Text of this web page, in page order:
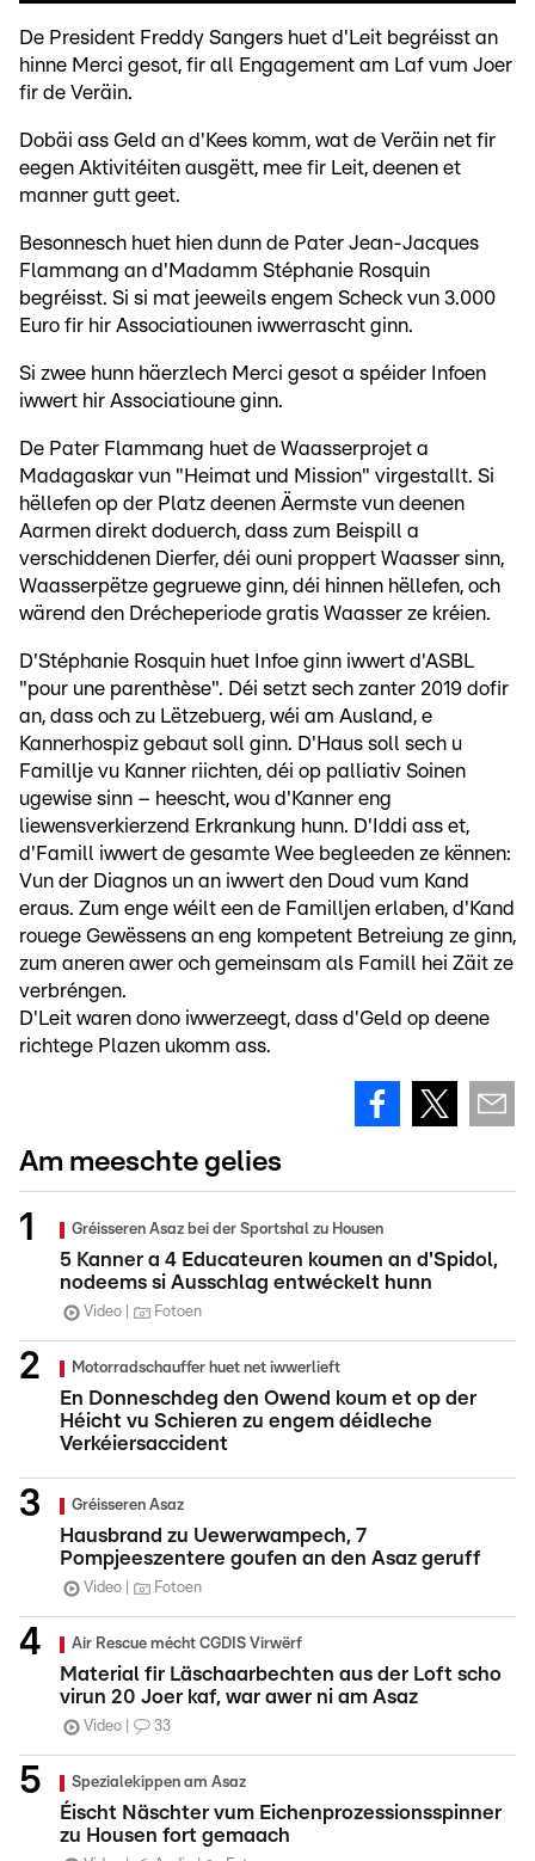
De President Freddy Sangers huet d'Leit begréisst an
hinne Merci gesot, fir all Engagement am Laf vum Joer
fir de Veräin.
Dobäi ass Geld an d'Kees komm, wat de Veräin net fir
eegen Aktivitéiten ausgëtt, mee fir Leit, deenen et
manner gutt geet.
Besonnesch huet hien dunn de Pater Jean-Jacques
Flammang an d'Madamm Stéphanie Rosquin
begréisst. Si si mat jeeweils engem Scheck vun 3.000
Euro fir hir Associatiounen iwwerrascht ginn.
Si zwee hunn häerzlech Merci gesot a spéider Infoen
iwwert hir Associatioune ginn.
De Pater Flammang huet de Waasserprojet a
Madagaskar vun "Heimat und Mission" virgestallt. Si
hëllefen op der Platz deenen Äermste vun deenen
Aarmen direkt doduerch, dass zum Beispill a
verschiddenen Dierfer, déi ouni proppert Waasser sinn,
Waasserpëtze gegruewe ginn, déi hinnen hëllefen, och
wärend den Drécheperiode gratis Waasser ze kréien.
D'Stéphanie Rosquin huet Infoe ginn iwwert d'ASBL
"pour une parenthèse". Déi setzt sech zanter 2019 dofir
an, dass och zu Lëtzebuerg, wéi am Ausland, e
Kannerhospiz gebaut soll ginn. D'Haus soll sech u
Famillje vu Kanner riichten, déi op palliativ Soinen
ugewise sinn – heescht, wou d'Kanner eng
liewensverkierzend Erkrankung hunn. D'Iddi ass et,
d'Famill iwwert de gesamte Wee begleeden ze kënnen:
Vun der Diagnos un an iwwert den Doud vum Kand
eraus. Zum enge wéilt een de Familljen erlaben, d'Kand
rouege Gewëssens an eng kompetent Betreiung ze ginn,
zum aneren awer och gemeinsam als Famill hei Zäit ze
verbréngen.
D'Leit waren dono iwwerzeegt, dass d'Geld op deene
richtege Plazen ukomm ass.
Am meeschte gelies
Gréisseren Asaz bei der Sportshal zu Housen
5 Kanner a 4 Educateuren koumen an d'Spidol,
nodeems si Ausschlag entwéckelt hunn
Video Fotoen
Motorradschauffer huet net iwwerlieft
En Donneschdeg den Owend koum et op der
Héicht vu Schieren zu engem déidleche
Verkéiersaccident
Gréisseren Asaz
Hausbrand zu Uewerwampech, 7
Pompjeeszentere goufen an den Asaz geruff
Video Fotoen
Air Rescue mécht CGDIS Virwërf
Material fir Läschaarbechten aus der Loft scho
virun 20 Joer kaf, war awer ni am Asaz
Video 33
Spezialekippen am Asaz
Éischt Näschter vum Eichenprozessionsspinner
zu Housen fort gemaach